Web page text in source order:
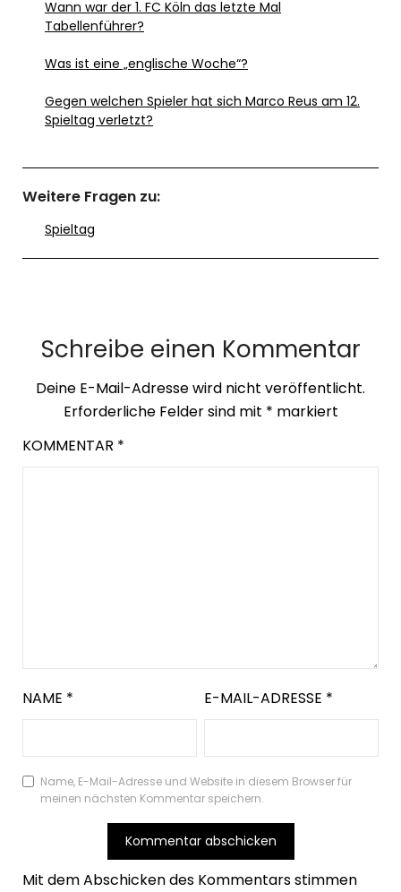
Wann war der 1. FC Köln das letzte Mal
Tabellenführer?
Was ist eine „englische Woche“?
Gegen welchen Spieler hat sich Marco Reus am 12.
Spieltag verletzt?
Weitere Fragen zu:
Spieltag
Schreibe einen Kommentar
Deine E-Mail-Adresse wird nicht veröffentlicht.
Erforderliche Felder sind mit * markiert
KOMMENTAR *
NAME * E-MAIL-ADRESSE *
Name, E-Mail-Adresse und Website in diesem Browser für
meinen nächsten Kommentar speichern.
Mit dem Abschicken des Kommentars stimmen